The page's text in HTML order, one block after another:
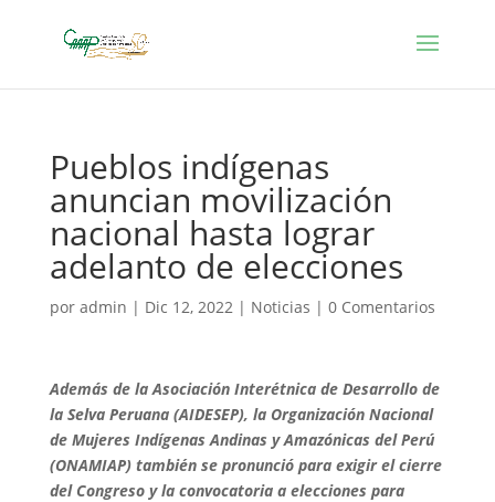
Pueblos indígenas
anuncian movilización
nacional hasta lograr
adelanto de elecciones
por admin | Dic 12, 2022| Noticias | 0 Comentarios
Además de la Asociación Interétnica de Desarrollo de
la Selva Peruana (AIDESEP), la Organización Nacional
de Mujeres Indígenas Andinas y Amazónicas del Perú
(ONAMIAP) también se pronunció para exigir el cierre
del Congreso y la convocatoria a elecciones para